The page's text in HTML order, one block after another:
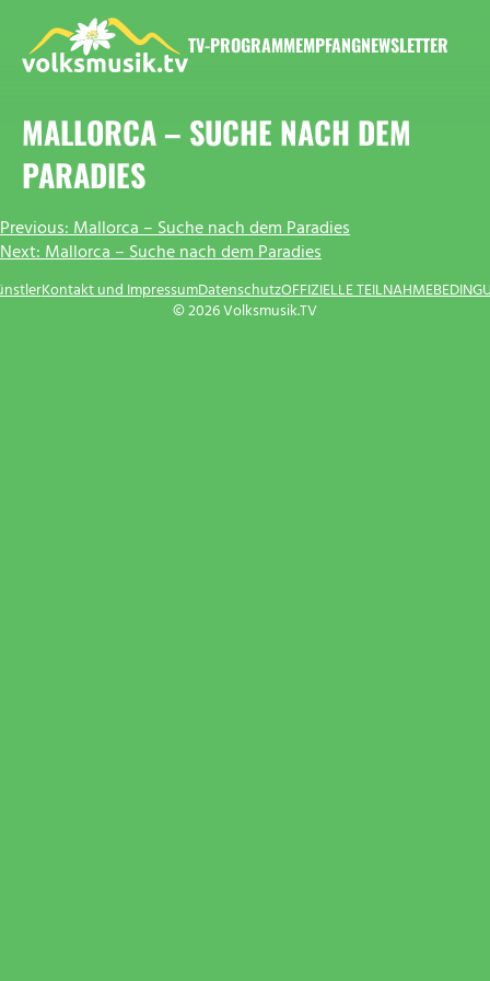
Inhalt
springen
TV-PROGRAMMEMPFANGNEWSLETTER
MALLORCA – SUCHE NACH DEM
PARADIES
BEITRAGSNAVIGATION
Previous:Mallorca – Suche nach dem Paradies
Next:Mallorca – Suche nach dem Paradies
© 2026 Volksmusik.TV
Kontakt und ImpressumDatenschutzOFFIZIELLE